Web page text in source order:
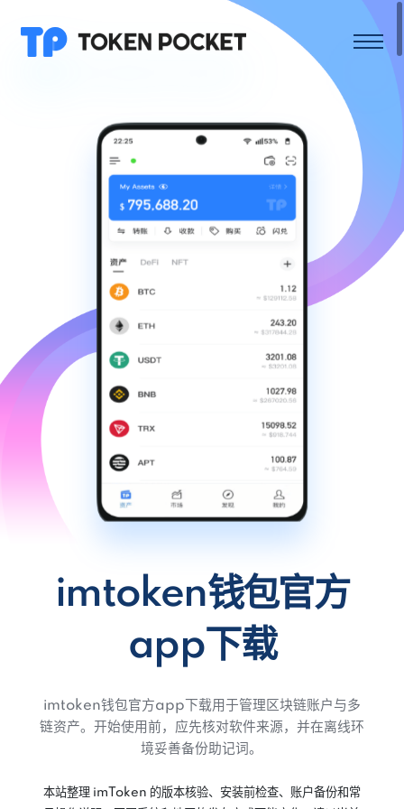
imtoken钱包官方
app下载
imtoken钱包官方app下载用于管理区块链账户与多
链资产。开始使用前，应先核对软件来源，并在离线环
境妥善备份助记词。
本站整理 imToken 的版本核验、安装前检查、账户备份和常